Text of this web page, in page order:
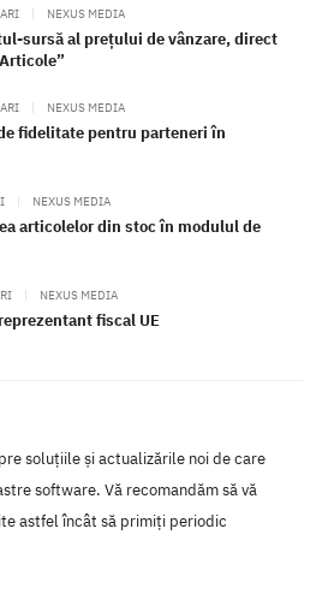
| NEXUS MEDIA
sursă al prețului de vânzare, direct
| NEXUS MEDIA
fidelitate pentru parteneri în
| NEXUS MEDIA
articolelor din stoc în modulul de
| NEXUS MEDIA
fiscal UE
soluțiile și actualizările noi de care
software. Vă recomandăm să vă
astfel încât să primiți periodic